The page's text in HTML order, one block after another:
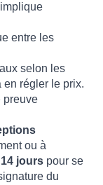
entre les
selon les
en régler le prix.
preuve
ou à
14 jours pour se
du